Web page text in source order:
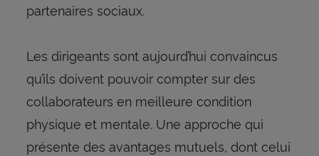
partenaires sociaux.
Les dirigeants sont aujourd’hui convaincus
qu’ils doivent pouvoir compter sur des
collaborateurs en meilleure condition
physique et mentale. Une approche qui
présente des avantages mutuels, dont celui